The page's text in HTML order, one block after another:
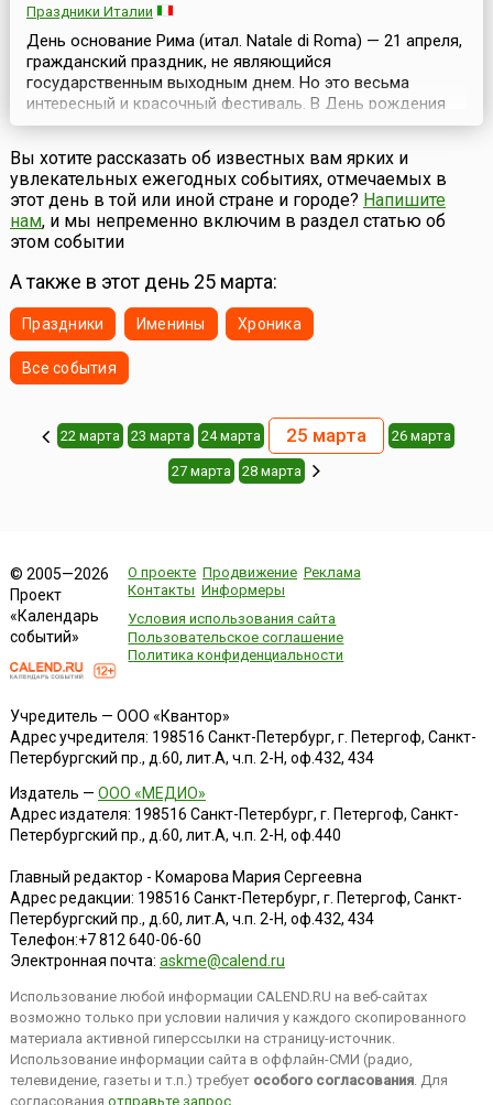
Праздники Италии
День основание Рима (итал. Natale di Roma) — 21 апреля,
гражданский праздник, не являющийся
государственным выходным днем. Но это весьма
интересный и красочный фестиваль. В День рождения
Рима совершается символическое открытие ворот
города, чтобы в них смогли войти как жители Рима, так и
многочисленные туристы. Празднование продолжается,
как правило, несколько дней и может начинаться до
самой даты...
Вы хотите рассказать об известных вам ярких и
увлекательных ежегодных событиях, отмечаемых в
этот день в той или иной стране и городе? Напишите
нам, и мы непременно включим в раздел статью об
этом событии
А также в этот день 25 марта:
Праздники Именины Хроника
Все события
22 марта 23 марта 24 марта 25 марта 26 марта
27 марта 28 марта
© 2005—2026
Проект
«Календарь
событий»
О проекте Продвижение Реклама
Контакты Информеры
Условия использования сайта
Пользовательское соглашение
Политика конфиденциальности
Учредитель — ООО «Квантор»
Адрес учредителя: 198516 Санкт-Петербург, г. Петергоф, Санкт-
Петербургский пр., д.60, лит.А, ч.п. 2-Н, оф.432, 434
Издатель — ООО «МЕДИО»
Адрес издателя: 198516 Санкт-Петербург, г. Петергоф, Санкт-
Петербургский пр., д.60, лит.А, ч.п. 2-Н, оф.440
Главный редактор - Комарова Мария Сергеевна
Адрес редакции: 198516 Санкт-Петербург, г. Петергоф, Санкт-
Петербургский пр., д.60, лит.А, ч.п. 2-Н, оф.432, 434
Телефон:+7 812 640-06-60
Электронная почта: askme@calend.ru
Использование любой информации CALEND.RU на веб-сайтах
возможно только при условии наличия у каждого скопированного
материала активной гиперссылки на страницу-источник.
Использование информации сайта в оффлайн-СМИ (радио,
телевидение, газеты и т.п.) требует особого согласования. Для
согласования отправьте запрос.